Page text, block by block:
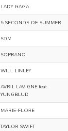
LADY GAGA
5 SECONDS OF SUMMER
SDM
SOPRANO
WILL LINLEY
AVRIL LAVIGNE feat.
YUNGBLUD
MARIE-FLORE
TAYLOR SWIFT